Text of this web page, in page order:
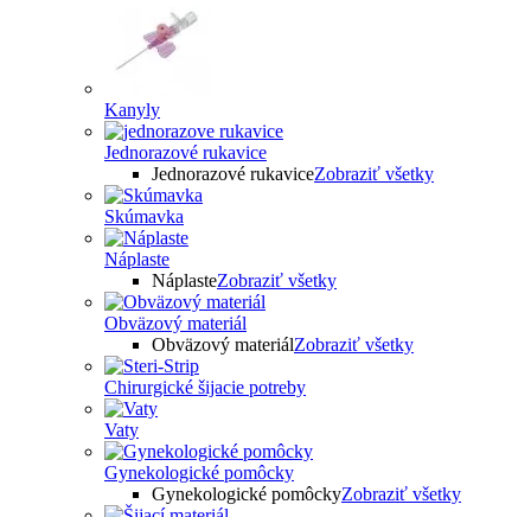
Kanyly
Jednorazové rukavice
Jednorazové rukaviceZobraziť všetky
Skúmavka
Náplaste
NáplasteZobraziť všetky
Obväzový materiál
Obväzový materiálZobraziť všetky
Chirurgické šijacie potreby
Vaty
Gynekologické pomôcky
Gynekologické pomôckyZobraziť všetky